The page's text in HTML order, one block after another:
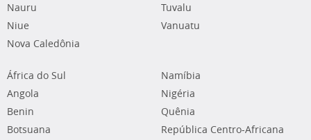
Nauru
Niue
Nova Caledônia
Tuvalu
Vanuatu
África do Sul
Angola
Benin
Botsuana
Namíbia
Nigéria
Quênia
República Centro-Africana